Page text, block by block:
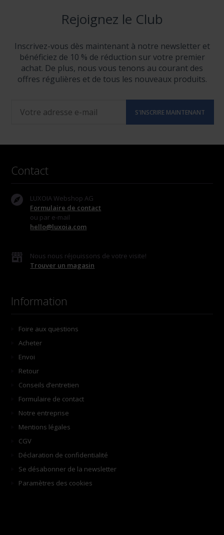
Rejoignez le Club
Inscrivez-vous dès maintenant à notre newsletter et
bénéficiez de 10 % de réduction sur votre premier
achat. De plus, nous vous tenons au courant des
offres régulières et de tous les nouveaux produits.
Contact
LUXOIA Webshop AG
Formulaire de contact
ou par e-mail
hello@luxoia.com
Nous nous réjouissons de votre visite!
Trouver un magasin
Information
Foire aux questions
Acheter
Envoi
Retour
Conseils d’entretien
Formulaire de contact
Notre entreprise
Mentions légales
CGV
Déclaration de confidentialité
Se désabonner de la newsletter
Paramètres des cookies